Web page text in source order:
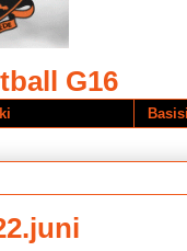
G16